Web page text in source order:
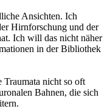
Ansichten. Ich
Hirnforschung und der
Ich will das nicht näher
in der Bibliothek
Traumata nicht so oft
Bahnen, die sich